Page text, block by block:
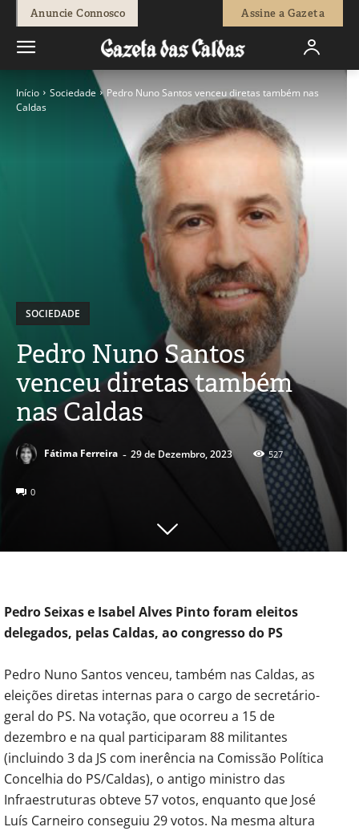
Anuncie Connosco Assine a Gazeta
Início Sociedade
Pedro Nuno Santos venceu diretas também nas
Caldas
SOCIEDADE
Pedro Nuno Santos
venceu diretas também
nas Caldas
Fátima Ferreira - 29 de Dezembro, 2023 527
0
Pedro Seixas e Isabel Alves Pinto foram eleitos
delegados, pelas Caldas, ao congresso do PS
Pedro Nuno Santos venceu, também nas Caldas, as
eleições diretas internas para o cargo de secretário-
geral do PS. Na votação, que ocorreu a 15 de
dezembro e na qual participaram 88 militantes
(incluindo 3 da JS com inerência na Comissão Política
Concelhia do PS/Caldas), o antigo ministro das
Infraestruturas obteve 57 votos, enquanto que José
Luís Carneiro conseguiu 29 votos. Na mesma altura